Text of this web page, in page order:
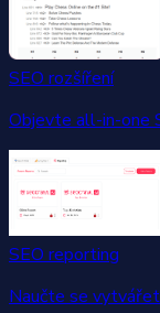
SEO rozšíření
Objevte all-in-one
SEO reporting
Naučte se